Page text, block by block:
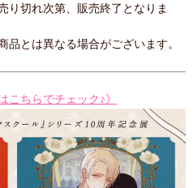
り切れ次第、販売終了となりま
とは異なる場合がございます。
こちらでチェック♪》